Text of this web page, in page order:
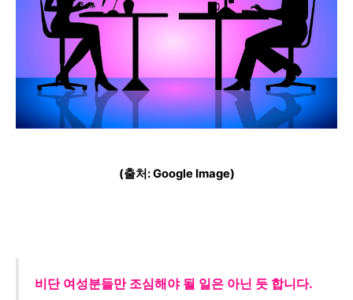
(출처: Google Image)
비단 여성분들만 조심해야 될 일은 아닌 듯 합니다.